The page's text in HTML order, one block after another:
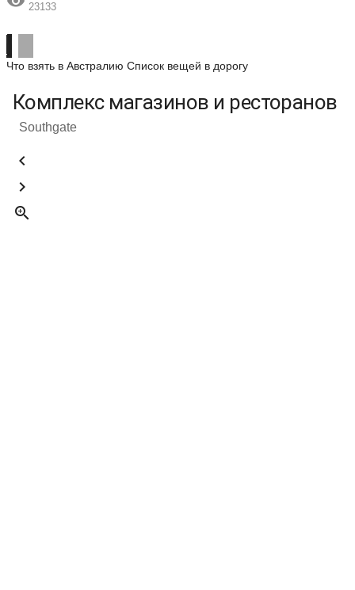
23133
Что взять в Австралию Список вещей в дорогу
Комплекс магазинов и ресторанов
Southgate


